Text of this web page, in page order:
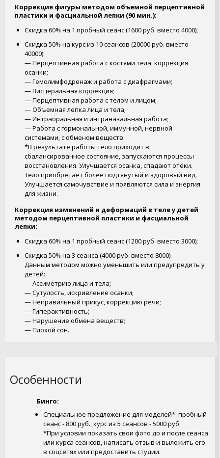
Коррекция фигуры методом объемной перцептивной
пластики и фасциальной лепки (90 мин.):
Скидка 60% на 1 пробный сеанс (1600 руб. вместо 4000);
Скидка 50% на курс из 10 сеансов (20000 руб. вместо
40000):
— Перцептивная работа с костями тела, коррекция
осанки;
— Гемолимфодренаж и работа с диафрагмами;
— Висцеральная коррекция;
— Перцептивная работа с телом и лицом;
— Объемная лепка лица и тела;
— Интраоральная и интраназальная работа;
— Работа с гормональной, иммунной, нервной
системами, с обменом веществ.
*В результате работы тело приходит в
сбалансированное состояние, запускаются процессы
восстановления. Улучшается осанка, спадают отёки.
Тело приобретает более подтянутый и здоровый вид.
Улучшается самочувствие и появляются сила и энергия
для жизни.
Коррекция изменений и деформаций в теле у детей
методом перцептивной пластики и фасциальной
лепки:
Скидка 60% на 1 пробный сеанс (1200 руб. вместо 3000);
Скидка 50% на 3 сеанса (4000 руб. вместо 8000).
Данным методом можно уменьшить или предупредить у
детей:
— Ассиметрию лица и тела;
— Сутулость, искривление осанки;
— Неправильный прикус, коррекцию речи;
— Гиперактивность;
— Нарушение обмена веществ;
— Плохой сон.
Особенности
Бинго:
Специальное предложение для моделей*: пробный
сеанс - 800 руб., курс из 5 сеансов - 5000 руб.
*При условии показать свои фото до и после сеанса
или курса сеансов, написать отзыв и выложить его
в соцсетях или предоставить студии.